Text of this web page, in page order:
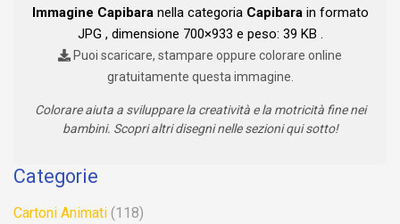
Immagine Capibaranella categoria Capibarain formato
JPG , dimensione 700×933 e peso: 39 KB .
Puoi scaricare, stampare oppure colorare online
gratuitamente questa immagine.
Colorare aiuta a sviluppare la creatività e la motricità fine nei
bambini. Scopri altri disegni nelle sezioni qui sotto!
Categorie
Cartoni Animati (118)